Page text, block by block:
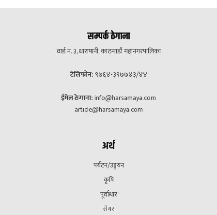
सम्पर्क ठेगाना
वार्ड नं. ३, धारापानी, काठमाडौं महानगरपालिका
टेलिफोन: ९७६४-३९७७४३/४४
ईमेल ठेगाना:info@harsamaya.com
article@harsamaya.com
अर्थ
पर्यटन/उड्डयन
कृषि
पूर्वाधार
सेयर